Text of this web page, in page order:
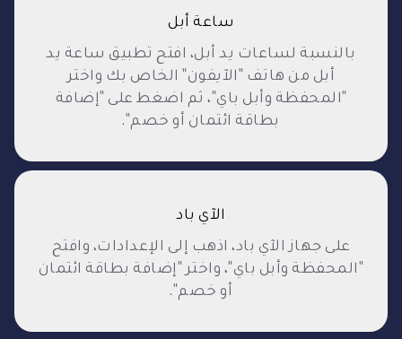
ساعة أبل
بالنسبة لساعات يد أبل، افتح تطبيق ساعة يد
أبل من هاتف "الآيفون" الخاص بك واختر
"المحفظة وأبل باي"، ثم اضغط على "إضافة
بطاقة ائتمان أو خصم".
الآي باد
على جهاز الآي باد، اذهب إلى الإعدادات، وافتح
"المحفظة وأبل باي"، واختر "إضافة بطاقة ائتمان
أو خصم".